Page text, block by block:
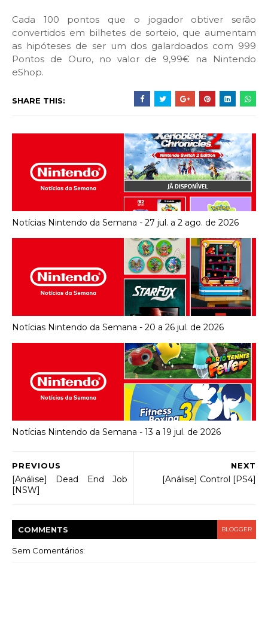
Cada 100 pontos que o jogador obtiver serão
convertidos em bilhetes de sorteio, que aumentam
as hipóteses de ser um dos galardoados com 999
Pontos de Ouro, no valor de 9,99€ na Nintendo
eShop.
SHARE THIS:
Notícias Nintendo da Semana - 27 jul. a 2 ago. de 2026
Notícias Nintendo da Semana - 20 a 26 jul. de 2026
Notícias Nintendo da Semana - 13 a 19 jul. de 2026
NEXT
[Análise] Control [PS4]
PREVIOUS
[Análise] Dead End Job
[NSW]
COMMENTS BLOGGER
Sem Comentários: